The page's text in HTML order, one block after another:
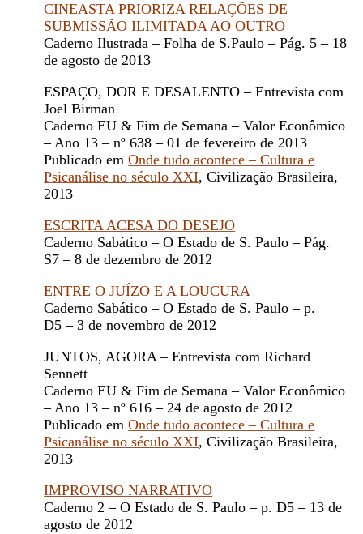
CINEASTA PRIORIZA RELAÇÕES DE
SUBMISSÃO ILIMITADA AO OUTRO
Caderno Ilustrada – Folha de S.Paulo – Pág. 5 – 18
de agosto de 2013
ESPAÇO, DOR E DESALENTO – Entrevista com
Joel Birman
Caderno EU & Fim de Semana – Valor Econômico
– Ano 13 – nº 638 – 01 de fevereiro de 2013
Publicado emOnde tudo acontece – Cultura e
Psicanálise no século XXI, Civilização Brasileira,
2013
ESCRITA ACESA DO DESEJO
Caderno Sabático – O Estado de S. Paulo – Pág.
S7 – 8 de dezembro de 2012
ENTRE O JUÍZO E A LOUCURA
Caderno Sabático – O Estado de S. Paulo – p.
D5 – 3 de novembro de 2012
JUNTOS, AGORA – Entrevista com Richard
Sennett
Caderno EU & Fim de Semana – Valor Econômico
– Ano 13 – nº 616 – 24 de agosto de 2012
Publicado emOnde tudo acontece – Cultura e
Psicanálise no século XXI, Civilização Brasileira,
2013
IMPROVISO NARRATIVO
Caderno 2 – O Estado de S. Paulo – p. D5 – 13 de
agosto de 2012